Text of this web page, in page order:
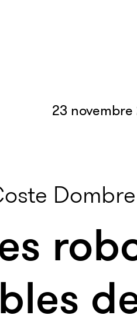
23 novembre
Dombre